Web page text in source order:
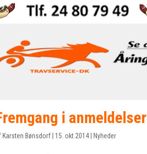
i anmeldelser
Karsten Bønsdorf 15. okt 2014 Nyheder